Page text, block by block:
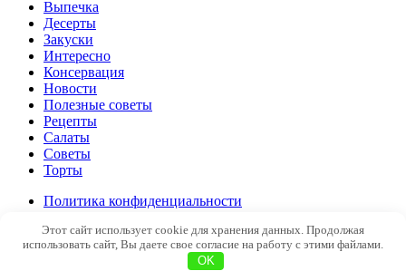
Выпечка
Десерты
Закуски
Интересно
Консервация
Новости
Полезные советы
Рецепты
Салаты
Советы
Торты
Политика конфиденциальности
© 2026 pro100soveti.ru
Этот сайт использует cookie для хранения данных. Продолжая
использовать сайт, Вы даете свое согласие на работу с этими файлами.
OK